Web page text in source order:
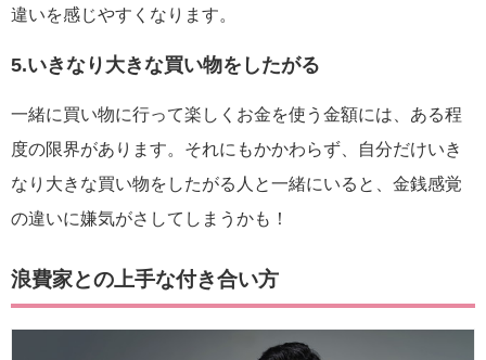
違いを感じやすくなります。
5.いきなり大きな買い物をしたがる
一緒に買い物に行って楽しくお金を使う金額には、ある程
度の限界があります。それにもかかわらず、自分だけいき
なり大きな買い物をしたがる人と一緒にいると、金銭感覚
の違いに嫌気がさしてしまうかも！
浪費家との上手な付き合い方